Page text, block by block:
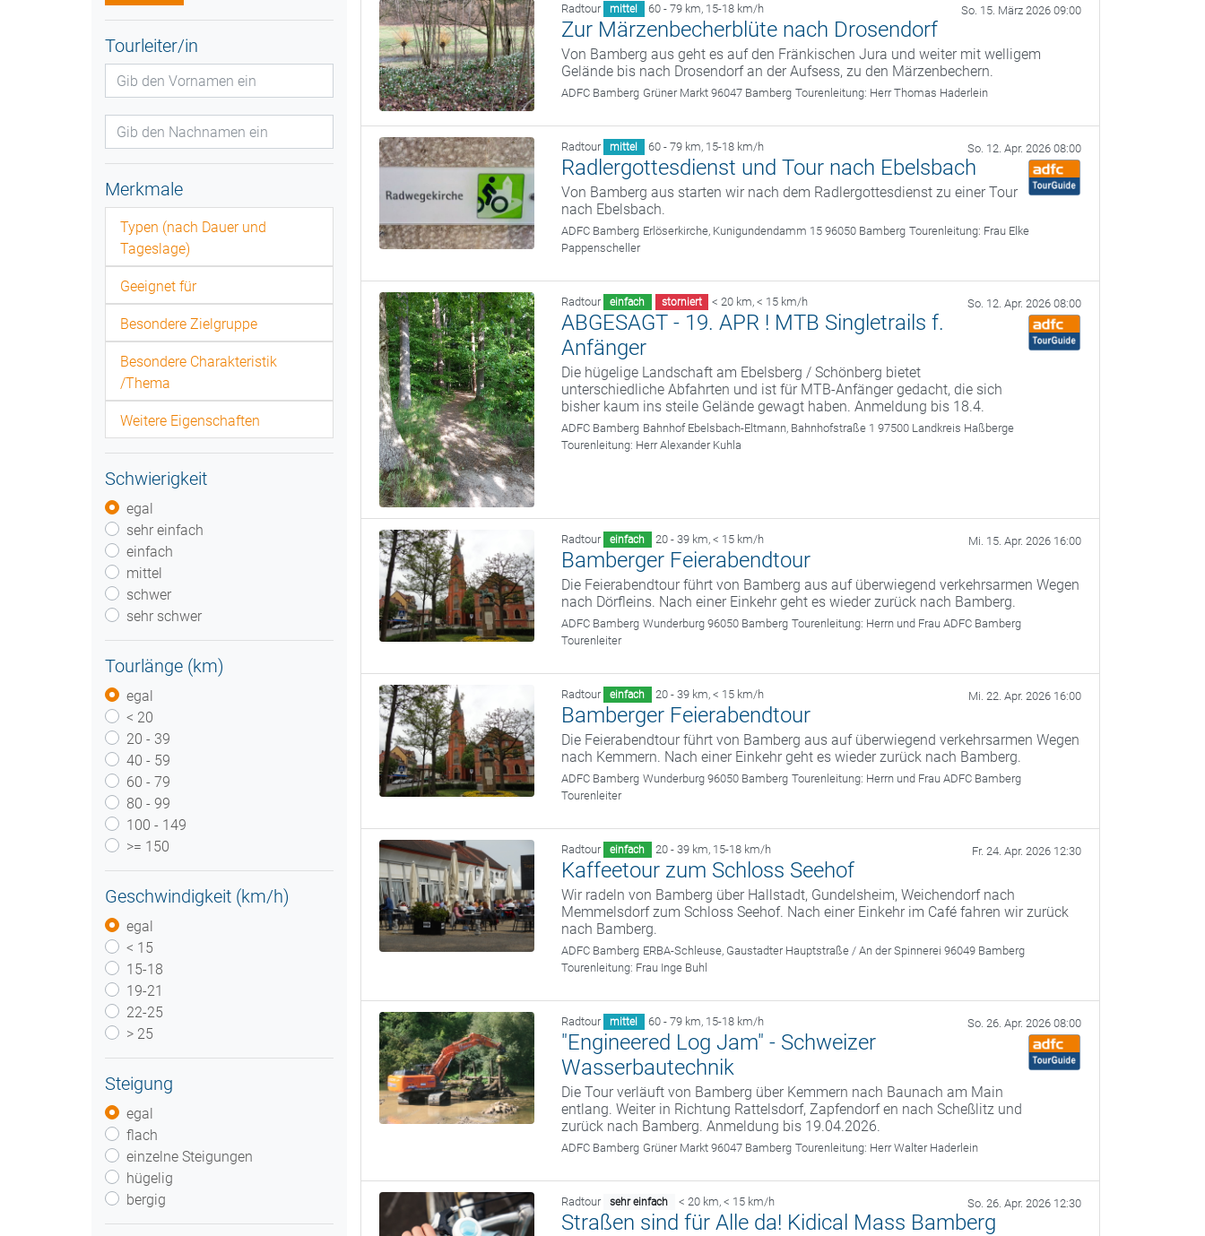
Tourleiter/in
Merkmale
Typen (nach Dauer und
Tageslage)
Geeignet für
Besondere Zielgruppe
Besondere Charakteristik
/Thema
Weitere Eigenschaften
Schwierigkeit
egal
sehr einfach
einfach
mittel
schwer
sehr schwer
Tourlänge (km)
egal
< 20
20 - 39
40 - 59
60 - 79
80 - 99
100 - 149
>= 150
Geschwindigkeit (km/h)
egal
< 15
15-18
19-21
22-25
> 25
Steigung
egal
flach
einzelne Steigungen
hügelig
bergig
Radtour mittel 60 - 79 km, 15-18 km/h So. 15. März 2026 09:00
Zur Märzenbecherblüte nach Drosendorf
Von Bamberg aus geht es auf den Fränkischen Jura und weiter mit welligem
Gelände bis nach Drosendorf an der Aufsess, zu den Märzenbechern.
ADFC Bamberg Grüner Markt 96047 Bamberg Tourenleitung: Herr Thomas Haderlein
Radtour mittel 60 - 79 km, 15-18 km/h So. 12. Apr. 2026 08:00
Radlergottesdienst und Tour nach Ebelsbach
Von Bamberg aus starten wir nach dem Radlergottesdienst zu einer Tour
nach Ebelsbach.
ADFC Bamberg Erlöserkirche, Kunigundendamm 15 96050 Bamberg Tourenleitung: Frau Elke
Pappenscheller
Radtour einfach storniert < 20 km, < 15 km/h So. 12. Apr. 2026 08:00
ABGESAGT - 19. APR ! MTB Singletrails f.
Anfänger
Die hügelige Landschaft am Ebelsberg / Schönberg bietet
unterschiedliche Abfahrten und ist für MTB-Anfänger gedacht, die sich
bisher kaum ins steile Gelände gewagt haben. Anmeldung bis 18.4.
ADFC Bamberg Bahnhof Ebelsbach-Eltmann, Bahnhofstraße 1 97500 Landkreis Haßberge
Tourenleitung: Herr Alexander Kuhla
Radtour einfach 20 - 39 km, < 15 km/h Mi. 15. Apr. 2026 16:00
Bamberger Feierabendtour
Die Feierabendtour führt von Bamberg aus auf überwiegend verkehrsarmen Wegen
nach Dörfleins. Nach einer Einkehr geht es wieder zurück nach Bamberg.
ADFC Bamberg Wunderburg 96050 Bamberg Tourenleitung: Herrn und Frau ADFC Bamberg
Tourenleiter
Radtour einfach 20 - 39 km, < 15 km/h Mi. 22. Apr. 2026 16:00
Bamberger Feierabendtour
Die Feierabendtour führt von Bamberg aus auf überwiegend verkehrsarmen Wegen
nach Kemmern. Nach einer Einkehr geht es wieder zurück nach Bamberg.
ADFC Bamberg Wunderburg 96050 Bamberg Tourenleitung: Herrn und Frau ADFC Bamberg
Tourenleiter
Radtour einfach 20 - 39 km, 15-18 km/h Fr. 24. Apr. 2026 12:30
Kaffeetour zum Schloss Seehof
Wir radeln von Bamberg über Hallstadt, Gundelsheim, Weichendorf nach
Memmelsdorf zum Schloss Seehof. Nach einer Einkehr im Café fahren wir zurück
nach Bamberg.
ADFC Bamberg ERBA-Schleuse, Gaustadter Hauptstraße / An der Spinnerei 96049 Bamberg
Tourenleitung: Frau Inge Buhl
Radtour mittel 60 - 79 km, 15-18 km/h So. 26. Apr. 2026 08:00
"Engineered Log Jam" - Schweizer
Wasserbautechnik
Die Tour verläuft von Bamberg über Kemmern nach Baunach am Main
entlang. Weiter in Richtung Rattelsdorf, Zapfendorf en nach Scheßlitz und
zurück nach Bamberg. Anmeldung bis 19.04.2026.
ADFC Bamberg Grüner Markt 96047 Bamberg Tourenleitung: Herr Walter Haderlein
Radtour sehr einfach < 20 km, < 15 km/h So. 26. Apr. 2026 12:30
Straßen sind für Alle da! Kidical Mass Bamberg